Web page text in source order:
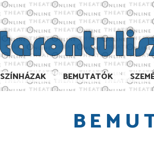
SZÍNHÁZAK BEMUTATÓK